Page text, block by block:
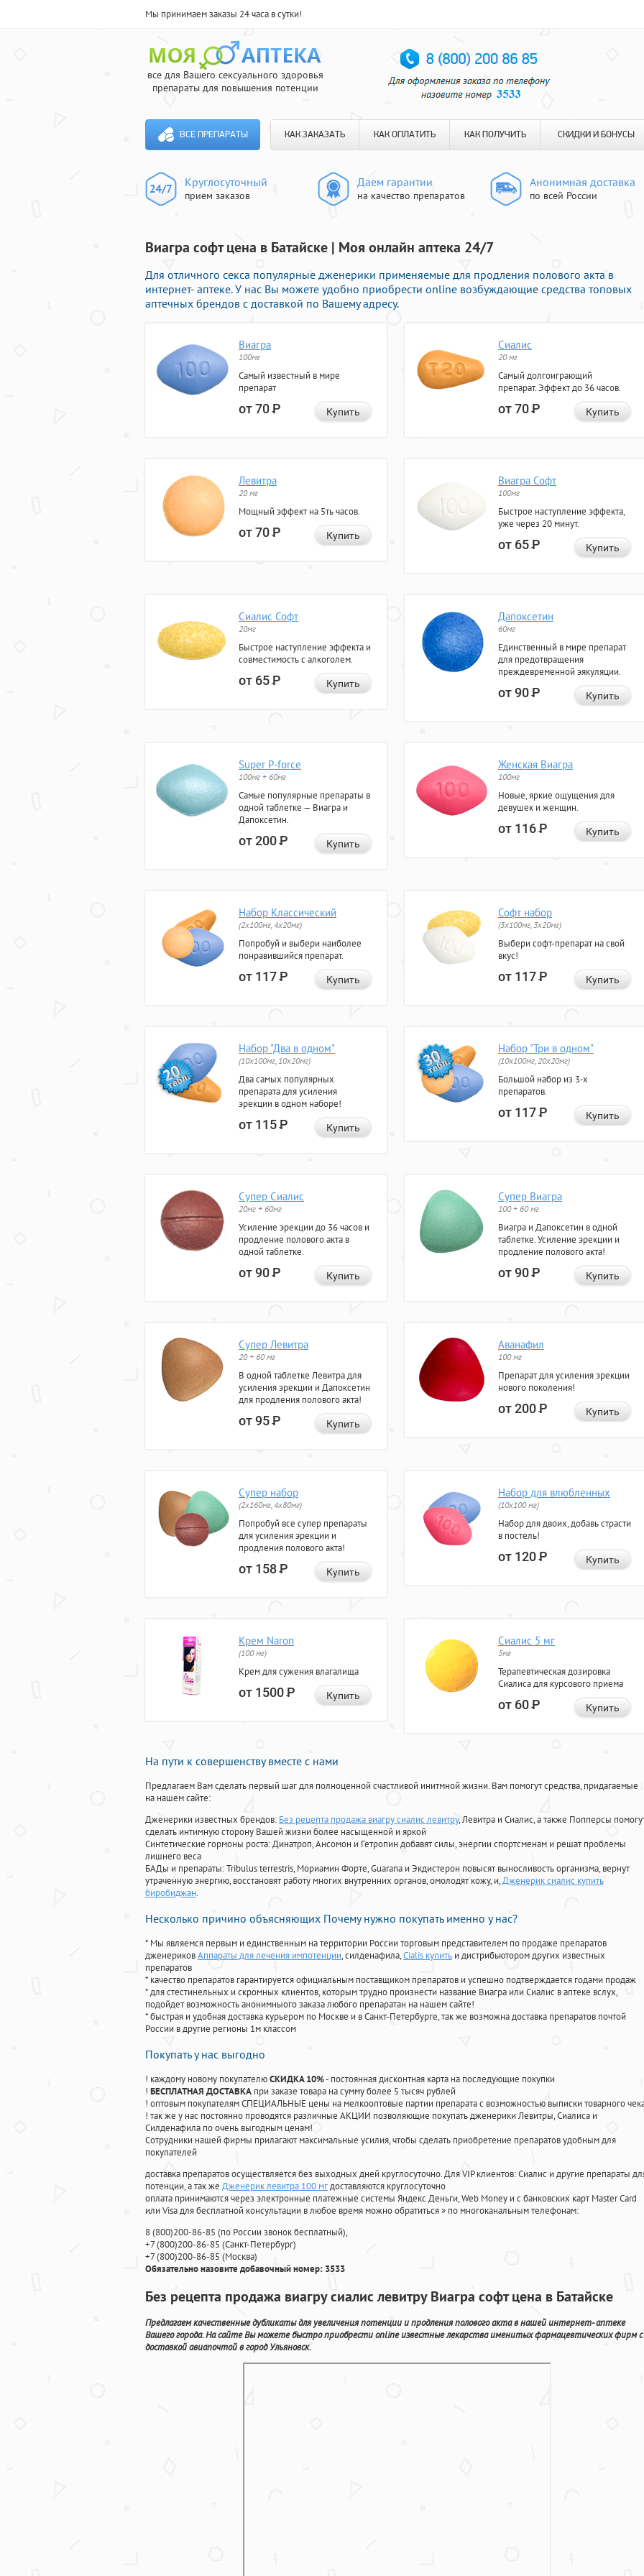
Мы принимаем заказы 24 часа в сутки!
все для Вашего сексуального здоровья
препараты для повышения потенции
ВСЕ ПРЕПАРАТЫ КАК ЗАКАЗАТЬ КАК ОПЛАТИТЬ КАК ПОЛУЧИТЬ СКИДКИ И БОНУСЫ
Круглосуточный
прием заказов
Даем гарантии
на качество препаратов
Анонимная доставка
по всей России
Виагра софт цена в Батайске | Моя онлайн аптека 24/7
Для отличного секса популярные дженерики применяемые для продления полового акта в
интернет- аптеке. У нас Вы можете удобно приобрести online возбуждающие средства топовых
аптечных брендов с доставкой по Вашему адресу.
Виагра
100мг
Самый известный в мире
препарат
от 70Р Купить
Сиалис
20 мг
Самый долгоиграющий
препарат. Эффект до 36 часов.
от 70Р Купить
Левитра
20 мг
Мощный эффект на 5ть часов.
от 70Р Купить
Виагра Софт
100мг
Быстрое наступление эффекта,
уже через 20 минут.
от 65Р Купить
Сиалис Софт
20мг
Быстрое наступление эффекта и
совместимость с алкоголем.
от 65Р Купить
Дапоксетин
60мг
Единственный в мире препарат
для предотвращения
преждевременной эякуляции.
от 90Р Купить
Super P-force
100мг + 60мг
Самые популярные препараты в
одной таблетке — Виагра и
Дапоксетин.
от 200Р Купить
Женская Виагра
100мг
Новые, яркие ощущения для
девушек и женщин.
от 116Р Купить
Набор Классический
(2x100мг, 4x20мг)
Попробуй и выбери наиболее
понравившийся препарат.
от 117Р Купить
Софт набор
(3x100мг, 3x20мг)
Выбери софт-препарат на свой
вкус!
от 117Р Купить
Набор "Два в одном"
(10x100мг, 10x20мг)
Два самых популярных
препарата для усиления
эрекции в одном наборе!
от 115Р Купить
Набор "Три в одном"
(10x100мг, 20x20мг)
Большой набор из 3-х
препаратов.
от 117Р Купить
Супер Сиалис
20мг + 60мг
Усиление эрекции до 36 часов и
продление полового акта в
одной таблетке.
от 90Р Купить
Супер Виагра
100 + 60 мг
Виагра и Дапоксетин в одной
таблетке. Усиление эрекции и
продление полового акта!
от 90Р Купить
Супер Левитра
20 + 60 мг
В одной таблетке Левитра для
усиления эрекции и Дапоксетин
для продления полового акта!
от 95Р Купить
Аванафил
100 мг
Препарат для усиления эрекции
нового поколения!
от 200Р Купить
Супер набор
(2х160мг, 4х80мг)
Попробуй все супер препараты
для усиления эрекции и
продления полового акта!
от 158Р Купить
Набор для влюбленных
(10х100 мг)
Набор для двоих, добавь страсти
в постель!
от 120Р Купить
Крем Naron
(100 мг)
Крем для сужения влагалища
от 1500Р Купить
Сиалис 5 мг
5мг
Терапевтическая дозировка
Сиалиса для курсового приема
от 60Р Купить
На пути к совершенству вместе с нами
Предлагаем Вам сделать первый шаг для полноценной счастливой инитмной жизни. Вам помогут средства, придагаемые
на нашем сайте:
Дженерики известных брендов: Без рецепта продажа виагру сиалис левитру, Левитра и Сиалис, а также Попперсы
сделать интимную сторону Вашей жизни более насыщенной и яркой
Синтетические гормоны роста: Динатроп, Ансомон и Гетропин добавят силы, энергии спортсменам и решат проблемы
лишнего веса
БАДы и препараты:Tribulus terrestris, Мориамин Форте, Guarana и Экдистерон повысят выносливость организма, вернут
утраченную энергию, восстановят работу многих внутренних органов, омолодят кожу, и,Дженерик сиалис купить
биробиджан.
Несколько причино объясняющих Почему нужно покупать именно у нас?
* Мы являемся первым и единственным на территории России торговым представителем по продаже препаратов
дженериковАппараты для лечения импотенции, силденафила,Cialis купить и дистрибьютором других известных
препаратов
* качество препаратов гарантируется официальным поставщиком препаратов и успешно подтверждается годами продаж
* для стестинельных и скромных клиентов, которым трудно произнести название Виагра или Сиалис в аптеке вслух,
подойдет возможность анонимныого заказа любого препаратан на нашем сайте!
* быстрая и удобная доставка курьером по Москве и в Санкт-Петербурге, так же возможна доставка препаратов почтой
России в другие регионы 1м классом
Покупать у нас выгодно
! каждому новому покупателюСКИДКА 10%- постоянная дисконтная карта на последующие покупки
! БЕСПЛАТНАЯ ДОСТАВКА при заказе товара на сумму более 5 тысяч рублей
! оптовым покупателям СПЕЦИАЛЬНЫЕ цены на мелкооптовые партии препарата с возможностью выписки товарного
! так же у нас постоянно проводятся различные АКЦИИ позволяющие покупать дженерики Левитры, Сиалиса и
Силденафила по очень выгодным ценам!
Cотрудники нашей фирмы прилагают максимальные усилия, чтобы сделать приобретение препаратов удобным для
покупателей
доставка препаратов осуществляется без выходных дней круглосуточно. Для VIP клиентов: Сиалис и другие препараты
потенции, а так же Дженерик левитра 100 мгдоставляются круглосуточно
оплата принимаются через электронные платежные системы Яндекс Деньги, Web Money и с банковских карт Master Card
или Visa для бесплатной консультации в любое время можно обратиться» по многоканальным телефонам:
8(800)200-86-85 (по России звонок бесплатный),
+7(800)200-86-85 (Санкт-Петербург)
+7(800)200-86-85 (Москва)
Обязательно назовите добавочный номер: 3533
Без рецепта продажа виагру сиалис левитру Виагра софт цена в Батайске
Предлагаем качественные дубликаты для увеличения потенции и продления полового акта в нашей интернет- аптеке
Вашего города. На сайте Вы можете быстро приобрести online известные лекарства именитых фармацевтических фирм с
доставкой авиапочтой в город Ульяновск.